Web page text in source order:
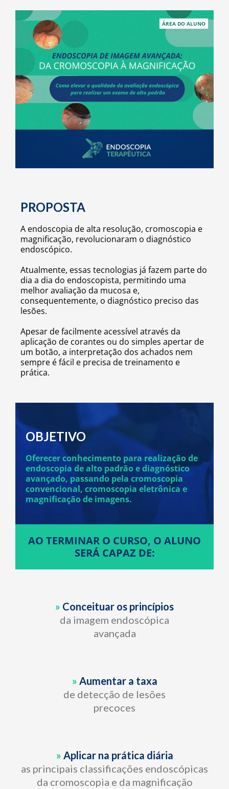
ÁREA DO ALUNO
PROPOSTA
A endoscopia de alta resolução, cromoscopia e
magnificação, revolucionaram o diagnóstico
endoscópico.
Atualmente, essas tecnologias já fazem parte do
dia a dia do endoscopista, permitindo uma
melhor avaliação da mucosa e,
consequentemente, o diagnóstico preciso das
lesões.
Apesar de facilmente acessível através da
aplicação de corantes ou do simples apertar de
um botão, a interpretação dos achados nem
sempre é fácil e precisa de treinamento e
prática.
OBJETIVO
Oferecer conhecimento para realização de
endoscopia de alto padrão e diagnóstico
avançado, passando pela cromoscopia
convencional, cromoscopia eletrônica e
magnificação de imagens.
AO TERMINAR O CURSO, O ALUNO
SERÁ CAPAZ DE:
» Conceituar os princípios
da imagem endoscópica
avançada
» Aumentar a taxa
de detecção de lesões
precoces
» Aplicar na prática diária
as principais classificações endoscópicas
da cromoscopia e da magnificação